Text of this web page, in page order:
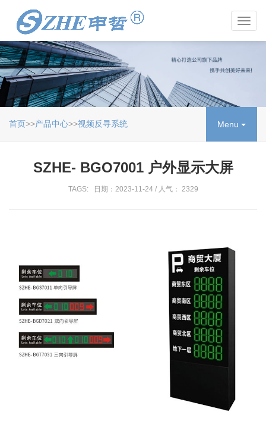
Menu
首页>>产品中心>>视频反寻系统
SZHE- BGO7001 户外显示大屏
TAGS: 日期：2023-11-24 / 人气： 2329